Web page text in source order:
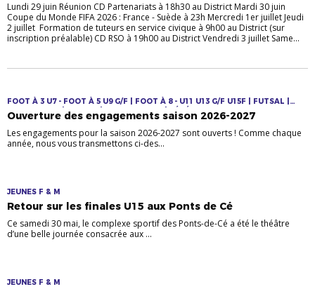
Lundi 29 juin Réunion CD Partenariats à 18h30 au District Mardi 30 juin
Coupe du Monde FIFA 2026 : France - Suède à 23h Mercredi 1er juillet Jeudi
2 juillet Formation de tuteurs en service civique à 9h00 au District (sur
inscription préalable) CD RSO à 19h00 au District Vendredi 3 juillet Same...
FOOT À 3 U7 - FOOT À 5 U9 G/F | FOOT À 8 - U11 U13 G/F U15F | FUTSAL |
JEUNES F & M | LOISIRS | SENIORS F & M | VÉTÉRANS
Ouverture des engagements saison 2026-2027
Les engagements pour la saison 2026-2027 sont ouverts ! Comme chaque
année, nous vous transmettons ci-des...
JEUNES F & M
Retour sur les finales U15 aux Ponts de Cé
Ce samedi 30 mai, le complexe sportif des Ponts-de-Cé a été le théâtre
d’une belle journée consacrée aux ...
JEUNES F & M